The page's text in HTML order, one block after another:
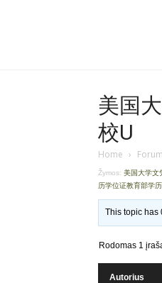
美国
校U
Home ›
Žymos: 美国大学文
历学位证教育部学
This topic has
Rodomas 1
Autorius